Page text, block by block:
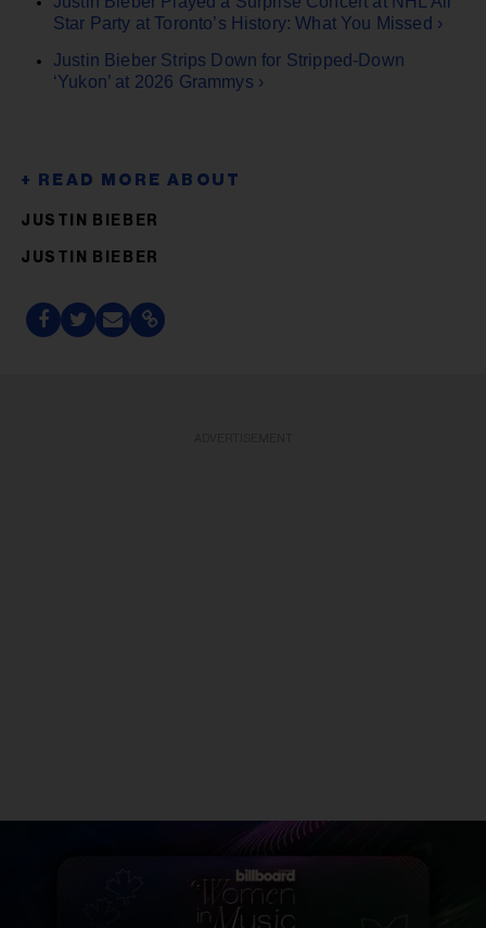
Star Party at Toronto’s History: What You Missed ›
Justin Bieber Strips Down for Stripped-Down
‘Yukon’ at 2026 Grammys ›
JUSTIN BIEBER
JUSTIN BIEBER